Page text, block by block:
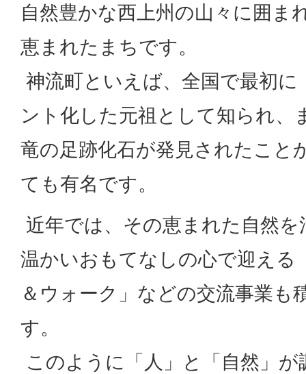
自然豊かな西上州の山々に囲ま
恵まれたまちです。
神流町といえば、全国で最初
ント化した元祖として知られ、
竜の足跡化石が発見されたこと
ても有名です。
近年では、その恵まれた自然
温かいおもてなしの心で迎える
＆ウォーク」などの交流事業も
す。
このように「人」と「自然」